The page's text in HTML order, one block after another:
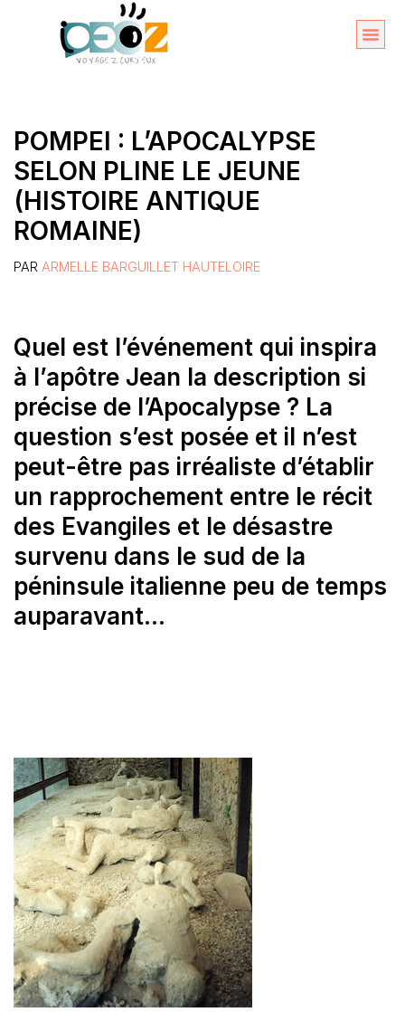
POMPEI : L’APOCALYPSE
SELON PLINE LE JEUNE
(HISTOIRE ANTIQUE
ROMAINE)
PAR ARMELLE BARGUILLET HAUTELOIRE
Quel est l’événement qui inspira
à l’apôtre Jean la description si
précise de l’Apocalypse ? La
question s’est posée et il n’est
peut-être pas irréaliste d’établir
un rapprochement entre le récit
des Evangiles et le désastre
survenu dans le sud de la
péninsule italienne peu de temps
auparavant…